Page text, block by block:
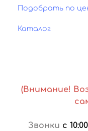
Подобрать по
Каталог
(Внимание!
Звонки с